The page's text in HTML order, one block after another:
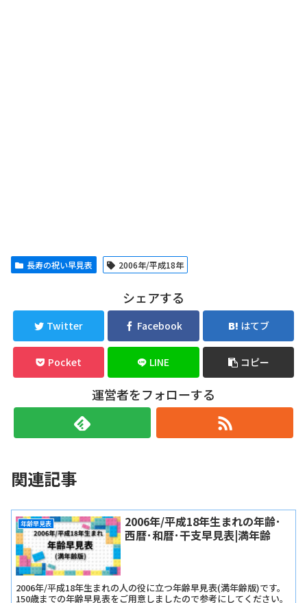
長寿の祝い早見表 2006年/平成18年
シェアする
Twitter Facebook はてブ
Pocket LINE コピー
運営者をフォローする
関連記事
年齢早見表
2006年/平成18年生まれの年齢･
西暦･和暦･干支早見表|満年齢
2006年/平成18年生まれの人の役に立つ年齢早見表(満年齢版)です。
150歳までの年齢早見表をご用意しましたので参考にしてください。